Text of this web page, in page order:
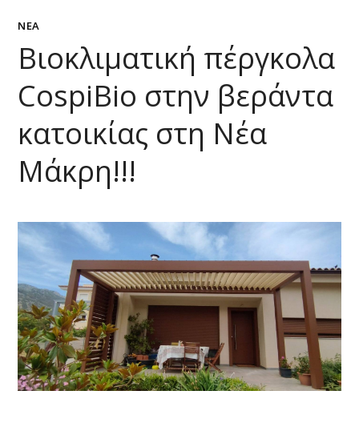
ΝΈΑ
Βιοκλιματική πέργκολα
CospiBio στην βεράντα
κατοικίας στη Νέα
Μάκρη!!!